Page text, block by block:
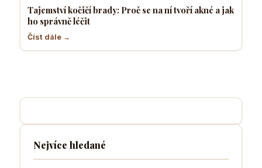
Tajemství kočičí brady: Proč se na ní tvoří akné a jak
ho správně léčit
Číst dále →
Nejvíce hledané